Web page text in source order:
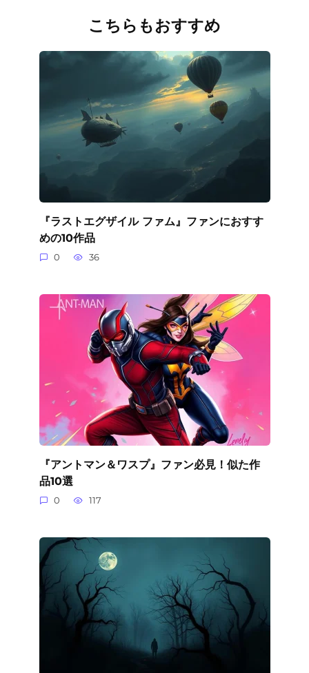
こちらもおすすめ
『ラストエグザイル ファム』ファンにおすす
めの10作品
0 36
『アントマン＆ワスプ』ファン必見！似た作
品10選
0 117